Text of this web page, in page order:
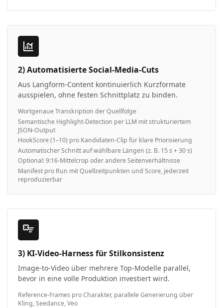
2) Automatisierte Social-Media-Cuts
Aus Langform-Content kontinuierlich Kurzformate
ausspielen, ohne festen Schnittplatz zu binden.
Wortgenaue Transkription der Quellfolge
Semantische Highlight-Detection per LLM mit strukturiertem
JSON-Output
HookScore (1–10) pro Kandidaten-Clip für klare Priorisierung
Automatischer Schnitt auf wählbare Längen (z. B. 15 s + 30 s)
Optional: 9:16-Mittelcrop oder andere Seitenverhältnisse
Manifest pro Run mit Quellzeitpunkten und Score, jederzeit
reproduzierbar
3) KI-Video-Harness für Stilkonsistenz
Image-to-Video über mehrere Top-Modelle parallel,
bevor in eine volle Produktion investiert wird.
Reference-Frames pro Charakter, parallele Generierung über
Kling, Seedance, Veo